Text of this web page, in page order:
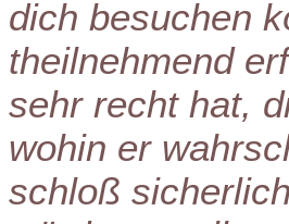
dich besuchen
theilnehmend
sehr recht hat,
wohin er
schloß